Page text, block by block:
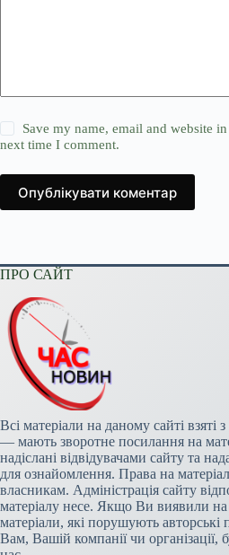
Save my name, email and website
next time I comment.
Опублікувати коментар
ПРО САЙТ
Всі матеріали на даному сайті взяті
— мають зворотне посилання на
надіслані відвідувачами сайту та
для ознайомлення. Права на
власникам. Адміністрація сайту
матеріалу несе. Якщо Ви виявили
матеріали, які порушують
Вам, Вашій компанії чи організації,